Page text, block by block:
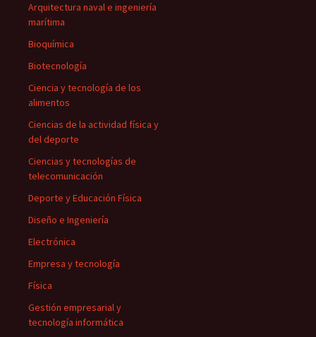
Arquitectura naval e ingeniería
marítima
Bioquímica
Biotecnología
Ciencia y tecnología de los
alimentos
Ciencias de la actividad física y
del deporte
Ciencias y tecnologías de
telecomunicación
Deporte y Educación Física
Diseño e Ingeniería
Electrónica
Empresa y tecnología
Física
Gestión empresarial y
tecnología informática